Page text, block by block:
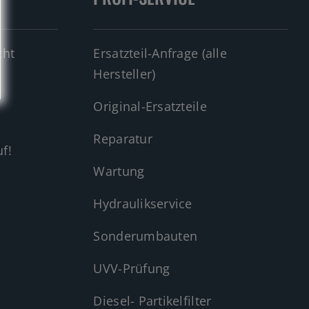
Ersatzteil-Anfrage (alle
Hersteller)
Original-Ersatzteile
Reparatur
Wartung
Hydraulikservice
Sonderumbauten
UVV-Prüfung
Diesel- Partikelfilter